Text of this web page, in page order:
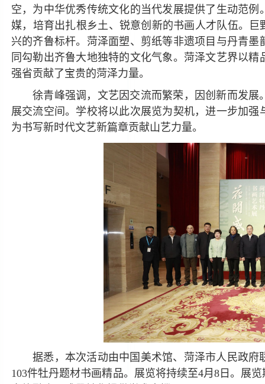
空，为中华优秀传统文化的当代发展提供了生动范
媒，培育出扎根乡土、锐意创新的书画人才队伍。
兴的齐鲁标杆。菏泽面塑、剪纸等非遗项目与丹青
同勾勒出齐鲁大地独特的文化气象。菏泽文艺界以
强省贡献了宝贵的菏泽力量。
徐青峰强调，文艺因交流而繁荣，因创新而发
展交流空间。学校将以此次展览为契机，进一步加
为书写新时代文艺新篇章贡献山艺力量。
据悉，本次活动由中国美术馆、菏泽市人民政
103件牡丹题材书画精品。展览将持续至4月8日。展